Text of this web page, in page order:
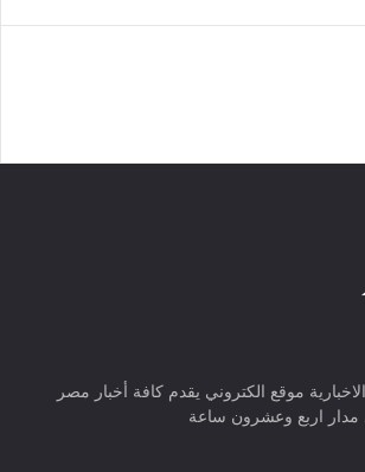
موقع الكتروني يقدم كافة أخبار مصر
مدار اربع وعشرون ساعة